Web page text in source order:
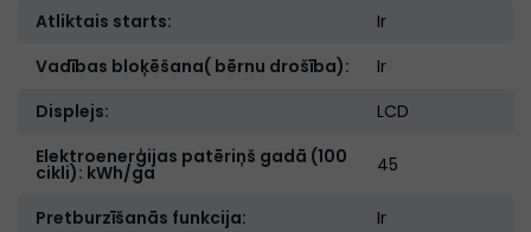
Atliktais starts:
Ir
Vadības bloķēšana( bērnu drošība):
Ir
Displejs:
LCD
Elektroenerģijas patēriņš gadā (100
cikli): kWh/ga 45
Pretburzīšanās funkcija: Ir